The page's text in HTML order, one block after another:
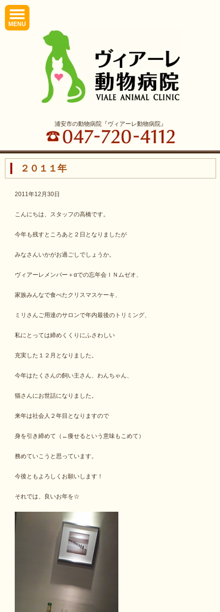
MENU
浦安市の動物病院『ヴィアーレ動物病院』
２０１１年
2011年12月30日
こんにちは、スタッフの高橋です。
今年も残すところあと２日となりましたが
みなさんいかがお過ごしでしょうか。
ヴィアーレメンバー＋αでの忘年会ＩＮムゼオ、
家族みんなで食べたクリスマスケーキ、
ミリさんご用達のサロンで年内最後のトリミング、
私にとっては締めくくりにふさわしい
充実した１２月となりました。
今年はたくさんの飼い主さん、わんちゃん、
猫さんにお世話になりました。
来年は社会人２年目となりますので
身を引き締めて（←痩せるという意味もこめて）
務めていこうと思っています。
今後ともよろしくお願いします！
それでは、良いお年を☆